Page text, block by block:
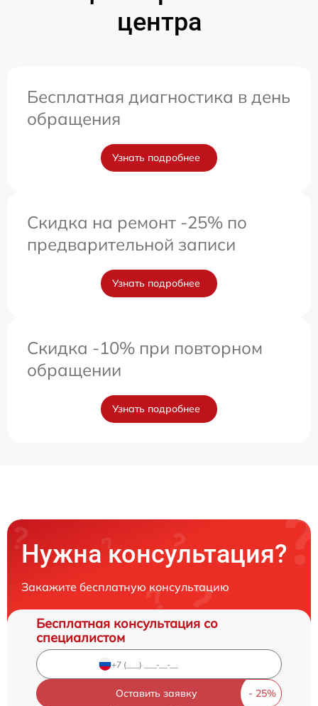
центра
Бесплатная диагностика в день
обращения
Узнать подробнее
Скидка на ремонт -25% по
предварительной записи
Узнать подробнее
Скидка -10% при повторном
обращении
Узнать подробнее
Нужна консультация?
Закажите бесплатную консультацию
Бесплатная консультация со
специалистом
Оставить заявку